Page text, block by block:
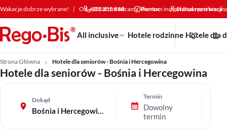
Przejdź do treści
Wakacje dobrze wybrane! | Od +30 lat doradzamy klientom indywidualnym i
601 355 888 Pomoc Status rezerwacji
All inclusive Hotele rodzinne Hotele dla
Strona Główna Hotele dla seniorów - Bośnia i Hercegowina
Hotele dla seniorów - Bośnia i Hercegowina
Dokąd
Bośnia i Hercegowina
Termin
Dowolny
termin